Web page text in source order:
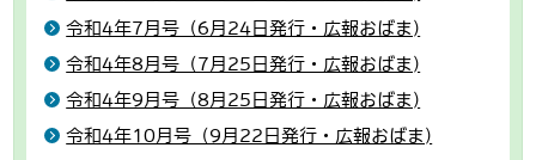
令和4年7月号（6月24日発行・広報おばま)
令和4年8月号（7月25日発行・広報おばま)
令和4年9月号（8月25日発行・広報おばま)
令和4年10月号（9月22日発行・広報おばま)